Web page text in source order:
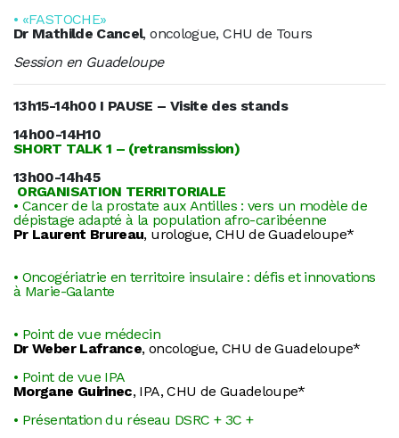
• «FASTOCHE»
Dr Mathilde Cancel, oncologue, CHU de Tours
Session en Guadeloupe
13h15-14h00 I PAUSE – Visite des stands
14h00-14H10
SHORT TALK 1 – (retransmission)
13h00-14h45
ORGANISATION TERRITORIALE
• Cancer de la prostate aux Antilles : vers un modèle de
dépistage adapté à la population afro-caribéenne
Pr Laurent Brureau, urologue, CHU de Guadeloupe*
• Oncogériatrie en territoire insulaire : défis et innovations
à Marie-Galante
• Point de vue médecin
Dr Weber Lafrance, oncologue, CHU de Guadeloupe*
• Point de vue IPA
Morgane Guirinec, IPA, CHU de Guadeloupe*
• Présentation du réseau DSRC + 3C +